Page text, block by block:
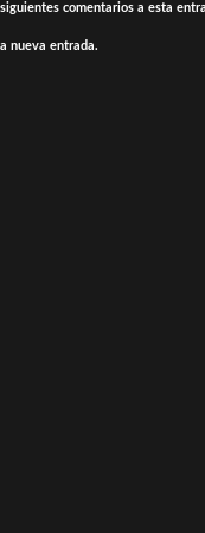
comentarios a esta
nueva entrada.